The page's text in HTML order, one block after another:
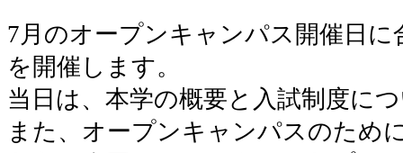
7月のオープンキャンパス開催日に
を開催します。
当日は、本学の概要と入試制度に
また、オープンキャンパスのため